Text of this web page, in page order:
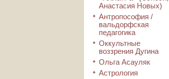
Анастасия Новых)
Антропософия /
вальдорфская
педагогика
Оккультные
воззрения Дугина
Ольга Асауляк
Астрология